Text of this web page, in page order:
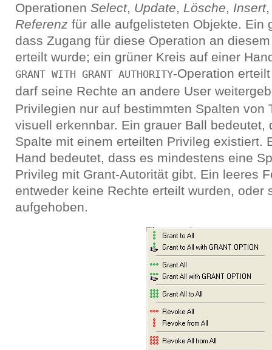
Operationen Select, Update, Lösche, Insert
Referenz für alle aufgelisteten Objekte. Ein
dass Zugang für diese Operation an
erteilt wurde; ein grüner Kreis auf einer
GRANT WITH GRANT AUTHORITY-Operation
darf seine Rechte an andere User
Privilegien nur auf bestimmten Spalten von
visuell erkennbar. Ein grauer Ball bedeutet,
Spalte mit einem erteilten Privileg existiert.
Hand bedeutet, dass es mindestens eine
Privileg mit Grant-Autorität gibt. Ein leeres
entweder keine Rechte erteilt wurden, oder
aufgehoben.